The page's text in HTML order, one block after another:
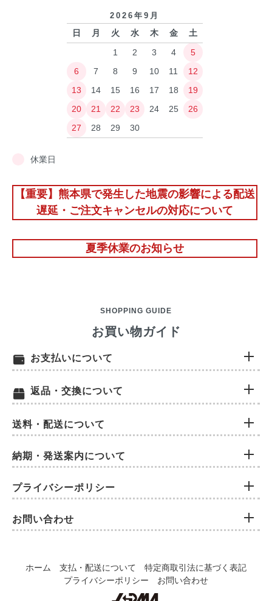
2026年9月
日 月 火 水 木 金
土
1
2 3 4
5
6
7 8 9 10 11
12
13
14 15 16 17 18
19
20
21 22 23 24 25
26
27
28 29 30
休業日
【重要】熊本県で発生した地震の影響による配送
遅延・ご注文キャンセルの対応について
夏季休業のお知らせ
SHOPPING GUIDE
お買い物ガイド
お支払いについて
返品・交換について
送料・配送について
納期・発送案内について
プライバシーポリシー
お問い合わせ
ホーム 支払・配送について
特定商取引法に基づく表記
プライバシーポリシー
お問い合わせ